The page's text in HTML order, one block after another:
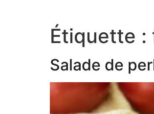
Étiquette :
Salade de